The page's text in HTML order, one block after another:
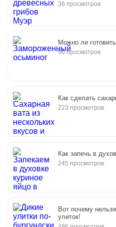
36 просмотров
Можно ли
50 просмотров
Как сделать
223 просмотров
Как запечь в
245 просмотров
Вот почему
улиток!